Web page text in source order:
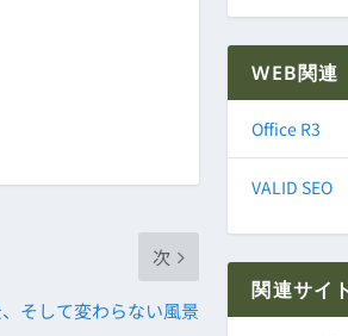
次
そして変わらない風景
WEB関連
Office R3
VALID SEO
関連サイト